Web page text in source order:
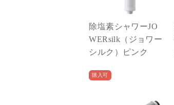
除塩素シャワーJO
WERsilk（ジョワー
シルク）ピンク
購入可